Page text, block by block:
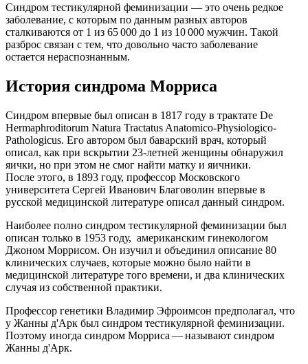
Синдром тестикулярной феминизации — это очень редкое
заболевание, с которым по данным разных авторов
сталкиваются от 1 из 65 000 до 1 из 10 000 мужчин. Такой
разброс связан с тем, что довольно часто заболевание
остается ­нераспознанным.
История синдрома Морриса
Синдром впервые был описан в 1817 году в трактате De
Hermaphroditorum Natura Tractatus Anatomico-Physiologico-
Pathologicus. Его автором был баварский врач, который
описал, как при вскрытии 23-летней женщины обнаружил
яички, но при этом не смог найти матку и яичники.
После этого, в 1893 году, профессор Московского
университета Сергей Иванович Благоволин впервые в
русской медицинской литературе описал данный синдром.
Наиболее полно синдром тестикулярной феминизации был
описан только в 1953 году, американским гинекологом
Джоном Моррисом. Он изучил и объединил описание 80
клинических случаев, которые можно было найти в
медицинской литературе того времени, и два клинических
случая из собственной ­практики.
Профессор генетики Владимир Эфроимсон предполагал, что
у Жанны д'Арк был синдром тестикулярной феминизации.
Поэтому иногда синдром Морриса — называют синдром
Жанны д'Арк.